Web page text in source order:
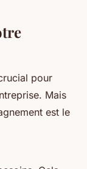
pour
Mais
est le